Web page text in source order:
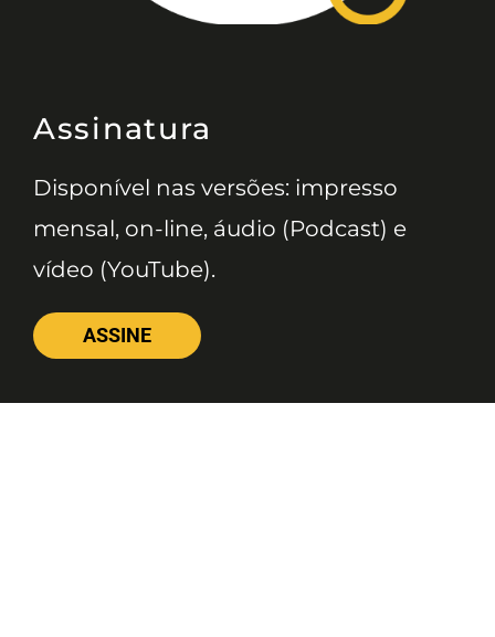
Assinatura
Disponível nas versões: impresso
mensal, on-line, áudio (Podcast) e
vídeo (YouTube).
ASSINE